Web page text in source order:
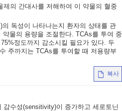
의 간대사를 저해하여 이 약물의 혈중
독성이 나타나는지 환자의 상태를 관
물의 용량을 조절한다. TCAs를 투여 중
정도까지 감소시킬 필요가 있다. 두
주까지는 TCAs를 투여할 때 저용량부
복사
수성(sensitivity)이 증가하고 세로토닌